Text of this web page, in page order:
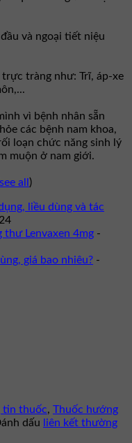
và ngoại tiết niệu
tràng như: Trĩ, áp-xe
vì bệnh nhân sẵn
các bệnh nam khoa,
loạn chức năng sinh lý
muộn ở nam giới.
see all )
liều dùng và tác
thư Lenvaxen 4mg -
giá bao nhiêu? -
tin thuốc, Thuốc hướng
dấu
liên kết thường